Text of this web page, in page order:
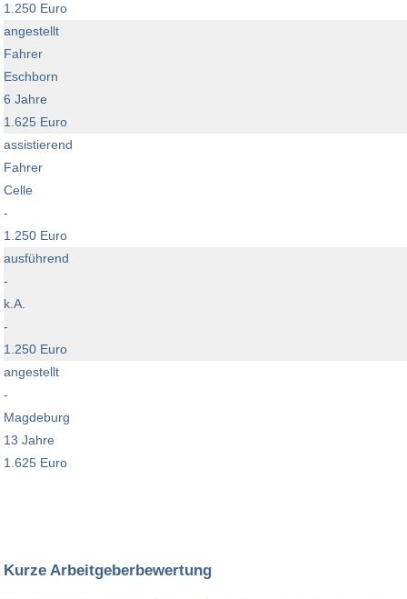
1.250 Euro
angestellt
Fahrer
Eschborn
6 Jahre
1.625 Euro
assistierend
Fahrer
Celle
-
1.250 Euro
ausführend
-
k.A.
-
1.250 Euro
angestellt
-
Magdeburg
13 Jahre
1.625 Euro
Kurze Arbeitgeberbewertung